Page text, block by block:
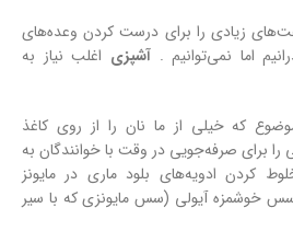
زیادی را برای درست‌ کردن وعده‌های
اما نمی‌توانیم .آشپزی اغلب نیاز به
که خیلی از ما نان را از روی کاغذ
را برای صرفه‌جویی در وقت با خوانندگان به
کردن ادویه‌های بلود ماری در مایونز
خوشمزه آیولی (سس مایونزی که با سیر